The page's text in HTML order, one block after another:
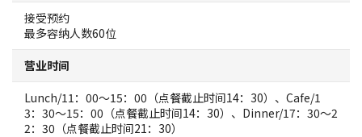
至堺市的交通指南
堺观光出租自行车
MOZUFURU出租自行车
接受预约
最多容纳人数60位
营业时间
Lunch/11：00～15：00（点餐截止时间14：30）、Cafe/1
3：30～15：00（点餐截止时间14：30）、Dinner/17：30～2
2：30（点餐截止时间21：30）